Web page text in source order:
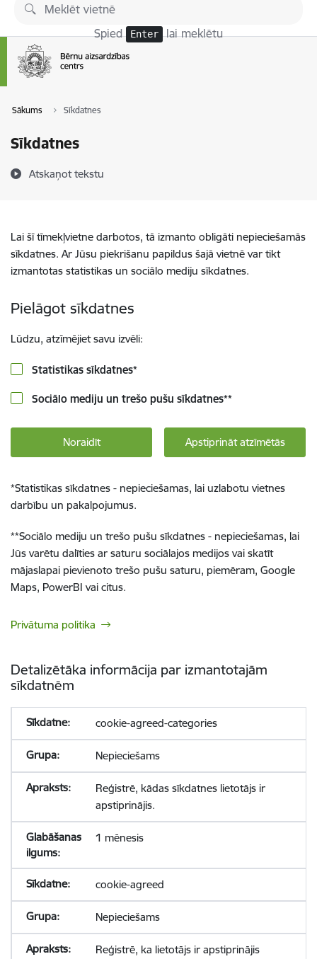
Pāriet uz lapas saturu
Spied Enter lai meklētu
Sākums Sīkdatnes
Sīkdatnes
Atskaņot tekstu
Lai šī tīmekļvietne darbotos, tā izmanto obligāti nepieciešamās
sīkdatnes. Ar Jūsu piekrišanu papildus šajā vietnē var tikt
izmantotas statistikas un sociālo mediju sīkdatnes.
Pielāgot sīkdatnes
Lūdzu, atzīmējiet savu izvēli:
Statistikas sīkdatnes*
Sociālo mediju un trešo pušu sīkdatnes**
Noraidīt Apstiprināt atzīmētās
*Statistikas sīkdatnes - nepieciešamas, lai uzlabotu vietnes
darbību un pakalpojumus.
**Sociālo mediju un trešo pušu sīkdatnes - nepieciešamas, lai
Jūs varētu dalīties ar saturu sociālajos medijos vai skatīt
mājaslapai pievienoto trešo pušu saturu, piemēram, Google
Maps, PowerBI vai citus.
Privātuma politika
Detalizētāka informācija par izmantotajām
sīkdatnēm
cookie-agreed-categories
Nepieciešams
Reģistrē, kādas sīkdatnes lietotājs ir
apstiprinājis.
1 mēnesis
cookie-agreed
Nepieciešams
Reģistrē, ka lietotājs ir apstiprinājis